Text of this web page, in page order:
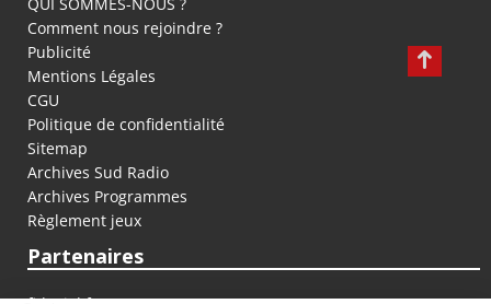
QUI SOMMES-NOUS ?
Comment nous rejoindre ?
Publicité
Mentions Légales
CGU
Politique de confidentialité
Sitemap
Archives Sud Radio
Archives Programmes
Règlement jeux
Partenaires